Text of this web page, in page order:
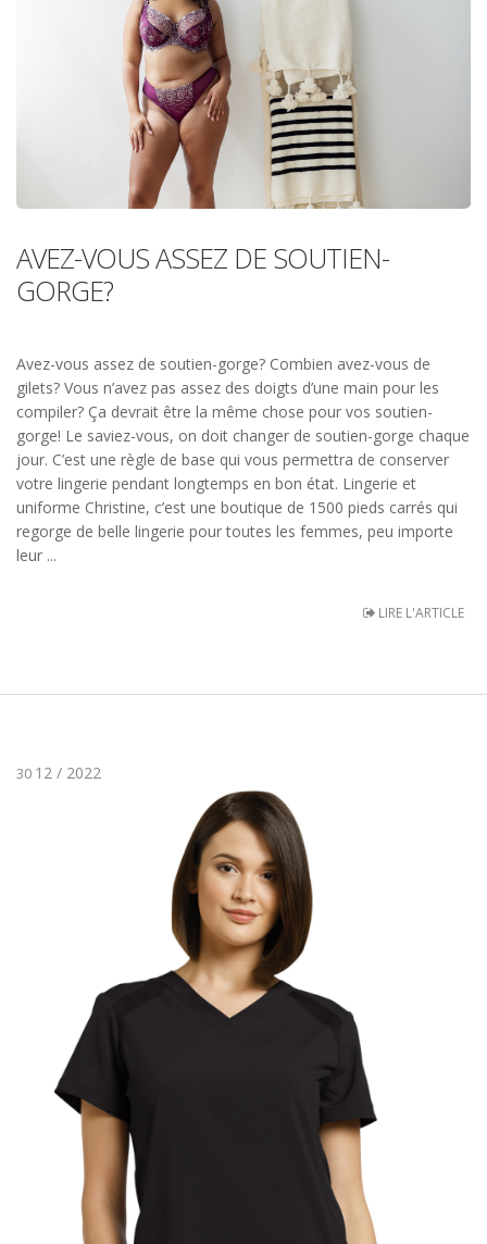
AVEZ-VOUS ASSEZ DE SOUTIEN-
GORGE?
Avez-vous assez de soutien-gorge? Combien avez-vous de
gilets? Vous n’avez pas assez des doigts d’une main pour les
compiler? Ça devrait être la même chose pour vos soutien-
gorge! Le saviez-vous, on doit changer de soutien-gorge chaque
jour. C’est une règle de base qui vous permettra de conserver
votre lingerie pendant longtemps en bon état. Lingerie et
uniforme Christine, c’est une boutique de 1500 pieds carrés qui
regorge de belle lingerie pour toutes les femmes, peu importe
leur ...
LIRE L'ARTICLE
30 12 / 2022